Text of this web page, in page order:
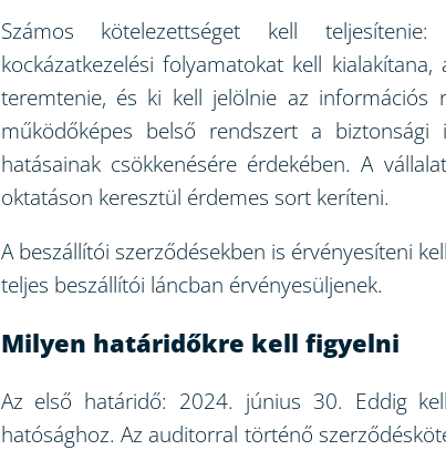
Számos kötelezettséget kell teljesítenie:
kockázatkezelési folyamatokat kell
teremtenie, és ki kell jelölnie az információs
működőképes belső rendszert a biztonsági
hatásainak csökkenésére érdekében. A
oktatáson keresztül érdemes sort keríteni.
A beszállítói szerződésekben is érvényesíteni
teljes beszállítói láncban érvényesüljenek.
Milyen határidőkre kell figyelni
Az első határidő: 2024. június 30. Eddig
hatósághoz. Az auditorral történő